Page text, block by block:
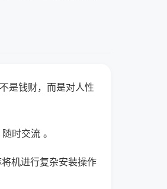
是钱财，而是对人性
时交流 。
机进行复杂安装操作